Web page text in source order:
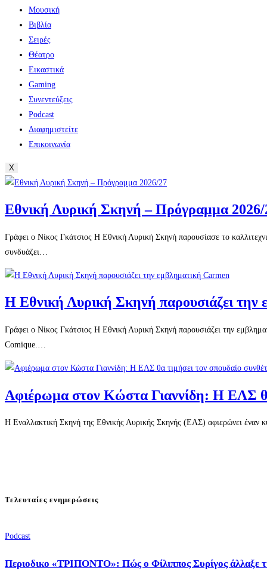
Μουσική
Βιβλία
Σειρές
Θέατρο
Εικαστικά
Gaming
Συνεντεύξεις
Podcast
Διαφημιστείτε
Επικοινωνία
X
Εθνική Λυρική Σκηνή – Πρόγραμμα 2026/
Γράφει ο Νίκος Γκάτσιος Η Εθνική Λυρική Σκηνή παρουσίασε το
συνδυάζει…
Η Εθνική Λυρική Σκηνή παρουσιάζει την
Γράφει ο Νίκος Γκάτσιος Η Εθνική Λυρική Σκηνή παρουσιάζει την
Comique.…
Αφιέρωμα στον Κώστα Γιαννίδη: Η ΕΛΣ
Η Εναλλακτική Σκηνή της Εθνικής Λυρικής Σκηνής (ΕΛΣ) αφιερώνει έναν
Τελευταίες ενημερώσεις
Podcast
Περιοδικο «ΤΡΙΠΟΝΤΟ»: Πώς ο Φίλιππος Συρίγος άλλαξε